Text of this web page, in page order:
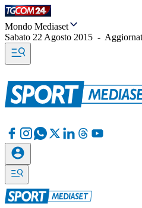
Mondo Mediaset
Sabato 22 Agosto 2015 -